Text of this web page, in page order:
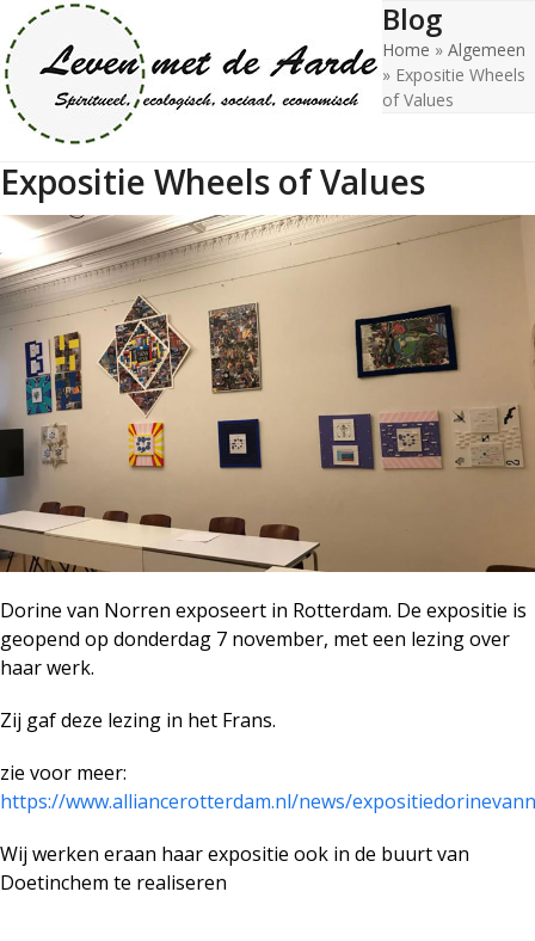
Skip
to
content
Open
mobile
menu
Close
mobile
menu
Blog
Home » Algemeen
» Expositie Wheels
of Values
Expositie Wheels of Values
Dorine van Norren exposeert in Rotterdam. De expositie is
geopend op donderdag 7 november, met een lezing over
haar werk.
Zij gaf deze lezing in het Frans.
zie voor meer:
https://www.alliancerotterdam.nl/news/
Wij werken eraan haar expositie ook in de buurt van
Doetinchem te realiseren